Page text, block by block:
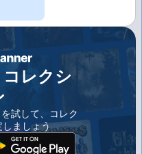
レクシ
試して、コレク
しましょう